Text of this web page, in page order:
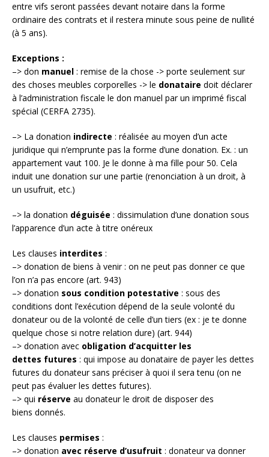
entre vifs seront passées devant notaire dans la forme
ordinaire des contrats et il restera minute sous peine de nullité
(à 5 ans).
Exceptions :
–> don manuel : remise de la chose -> porte seulement sur
des choses meubles corporelles -> le donataire doit déclarer
à l’administration fiscale le don manuel par un imprimé fiscal
spécial (CERFA 2735).
–> La donation indirecte : réalisée au moyen d’un acte
juridique qui n’emprunte pas la forme d’une donation. Ex. : un
appartement vaut 100. Je le donne à ma fille pour 50. Cela
induit une donation sur une partie (renonciation à un droit, à
un usufruit, etc.)
–> la donation déguisée : dissimulation d’une donation sous
l’apparence d’un acte à titre onéreux
Les clauses interdites :
–> donation de biens à venir : on ne peut pas donner ce que
l’on n’a pas encore (art. 943)
–> donation sous condition potestative : sous des
conditions dont l’exécution dépend de la seule volonté du
donateur ou de la volonté de celle d’un tiers (ex : je te donne
quelque chose si notre relation dure) (art. 944)
–> donation avec obligation d’acquitter les
dettes futures : qui impose au donataire de payer les dettes
futures du donateur sans préciser à quoi il sera tenu (on ne
peut pas évaluer les dettes futures).
–> qui réserve au donateur le droit de disposer des
biens donnés.
Les clauses permises :
–> donation avec réserve d’usufruit : donateur va donner